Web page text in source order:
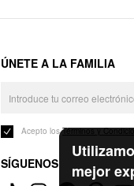
mejor
ÚNETE A LA FAMILIA
Acepto losTérminos y
SÍGUENOS